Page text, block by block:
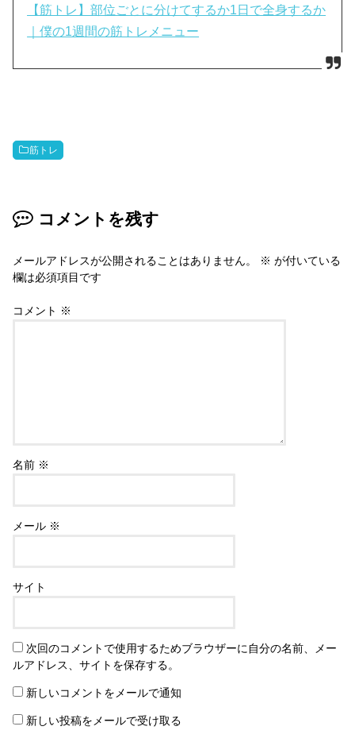
【筋トレ】部位ごとに分けてするか1日で全身するか
｜僕の1週間の筋トレメニュー
筋トレ
コメントを残す
メールアドレスが公開されることはありません。 ※ が付いている
欄は必須項目です
コメント ※
名前 ※
メール ※
サイト
次回のコメントで使用するためブラウザーに自分の名前、メー
ルアドレス、サイトを保存する。
新しいコメントをメールで通知
新しい投稿をメールで受け取る